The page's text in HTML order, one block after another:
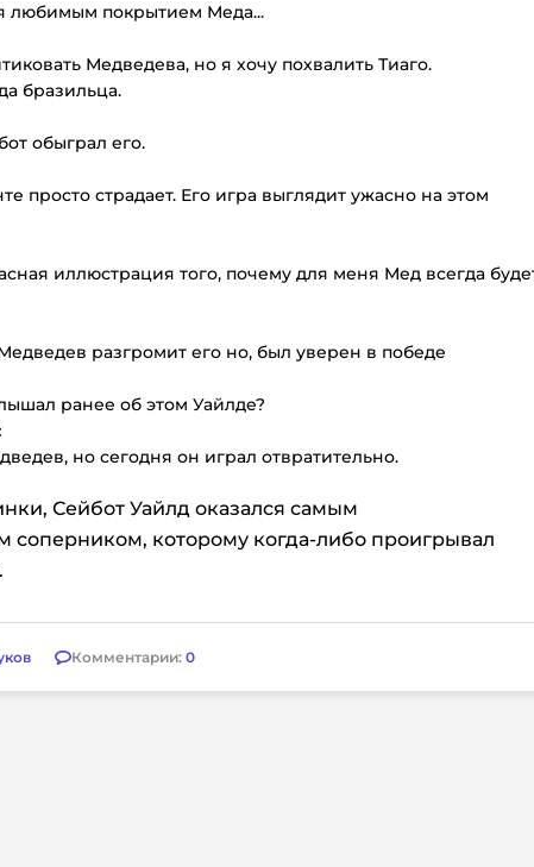
любимым покрытием Меда...
Медведева, но я хочу похвалить Тиаго.
бразильца.
обыграл его.
просто страдает. Его игра выглядит ужасно на этом
иллюстрация того, почему для меня Мед всегда
разгромит его но, был уверен в победе
ранее об этом Уайлде?
но сегодня он играл отвратительно.
Сейбот Уайлд оказался самым
соперником, которому когда-либо проигрывал
Комментарии: 0